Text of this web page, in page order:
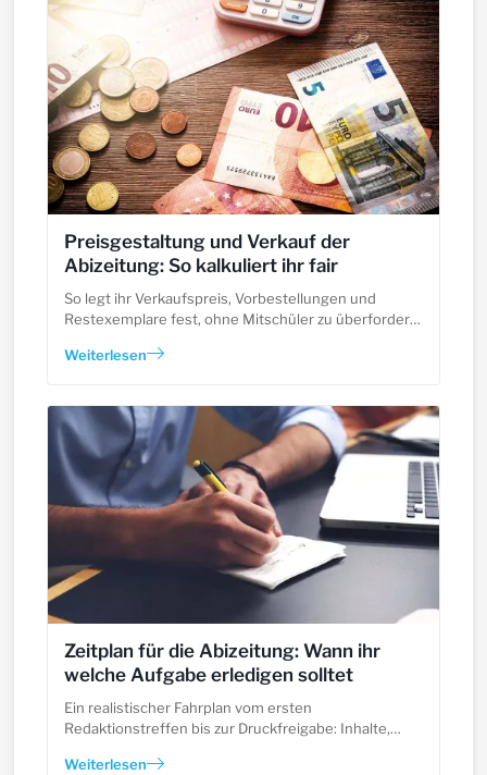
Preisgestaltung und Verkauf der
Abizeitung: So kalkuliert ihr fair
So legt ihr Verkaufspreis, Vorbestellungen und
Restexemplare fest, ohne Mitschüler zu überfordern
Weiterlesen
Zeitplan für die Abizeitung: Wann ihr
welche Aufgabe erledigen solltet
Ein realistischer Fahrplan vom ersten
Redaktionstreffen bis zur Druckfreigabe: Inhalte,
Weiterlesen